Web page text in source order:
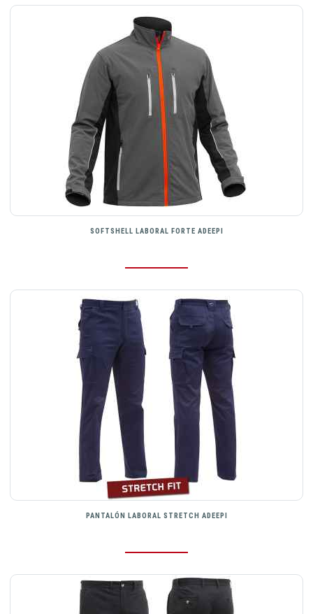
SOFTSHELL LABORAL FORTE ADEEPI
PANTALÓN LABORAL STRETCH ADEEPI